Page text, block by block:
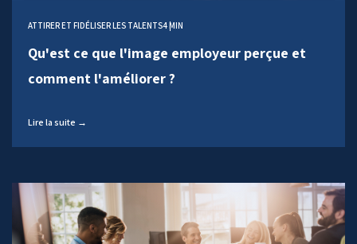
ATTIRER ET FIDÉLISER LES TALENTS4 MIN
Qu'est ce que l'image employeur perçue et
comment l'améliorer ?
Lire la suite →